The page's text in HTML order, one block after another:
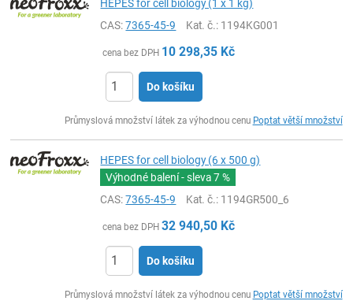
HEPES for cell biology (1 x 1 kg)
CAS:7365-45-9 Kat. č.: 1194KG001
cena bez DPH 10 298,35 Kč
Do košíku
Průmyslová množství látek za výhodnou cenu Poptat větší množství
HEPES for cell biology (6 x 500 g)
Výhodné balení - sleva7 %
CAS:7365-45-9 Kat. č.: 1194GR500_6
cena bez DPH 32 940,50 Kč
Do košíku
Průmyslová množství látek za výhodnou cenu Poptat větší množství